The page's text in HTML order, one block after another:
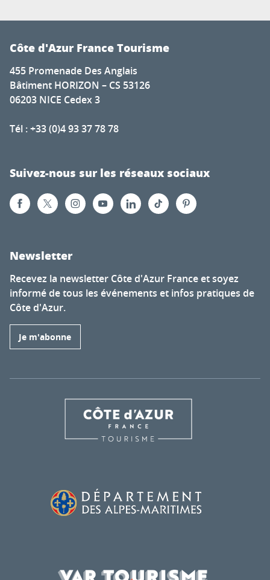
Côte d'Azur France Tourisme
455 Promenade Des Anglais
Bâtiment HORIZON – CS 53126
06203 NICE Cedex 3
Tél : +33 (0)4 93 37 78 78
Suivez-nous sur les réseaux sociaux
Newsletter
Recevez la newsletter Côte d'Azur France et soyez
informé de tous les événements et infos pratiques de
Côte d'Azur.
Je m'abonne